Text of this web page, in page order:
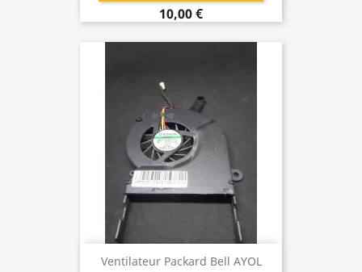
10,00 €
Ventilateur Packard Bell AYOL